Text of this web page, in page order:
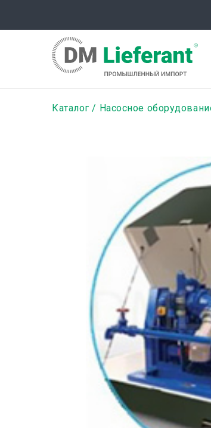
содержанию
Строка
Каталог Насосное